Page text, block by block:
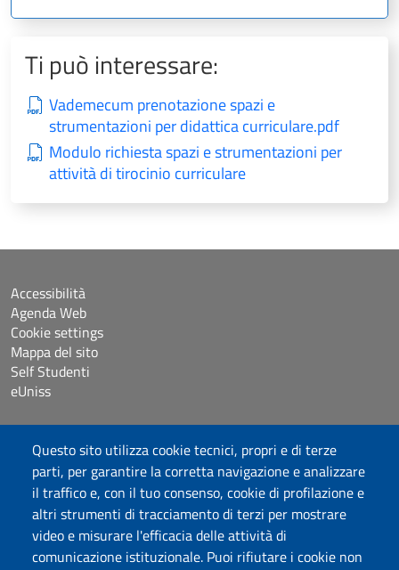
Questo sito utilizza cookie tecnici, propri e di terze
parti, per garantire la corretta navigazione e analizzare
il traffico e, con il tuo consenso, cookie di profilazione e
altri strumenti di tracciamento di terzi per mostrare
video e misurare l'efficacia delle attività di
comunicazione istituzionale. Puoi rifiutare i cookie non
Ti può interessare:
Vademecum prenotazione spazi e
strumentazioni per didattica curriculare.pdf
Modulo richiesta spazi e strumentazioni per
attività di tirocinio curriculare
Accessibilità
Agenda Web
Cookie settings
Mappa del sito
Self Studenti
eUniss
Dichiarazione di accessibilità
Posta elettronica @uniss.it
Protocollo
Seguici su